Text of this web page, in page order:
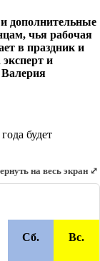
дополнительные
чья рабочая
в праздник и
и
будет
Сб. Вс.
на весь экран ⤢